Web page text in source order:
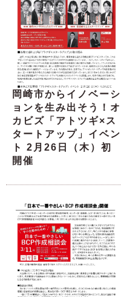
岡崎市からイノベーシ
ョンを生み出そう！オ
カビズ「アトツギ×ス
タートアップ」イベン
ト 2月26日（木）初
開催